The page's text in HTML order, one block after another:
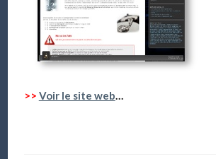
>> Voir le site web…